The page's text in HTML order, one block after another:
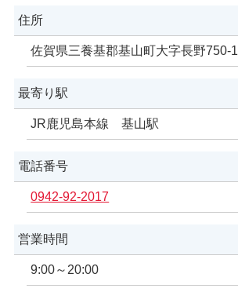
住所
佐賀県三養基郡基山町大字長野750-1
最寄り駅
JR鹿児島本線 基山駅
電話番号
0942-92-2017
営業時間
9:00～20:00